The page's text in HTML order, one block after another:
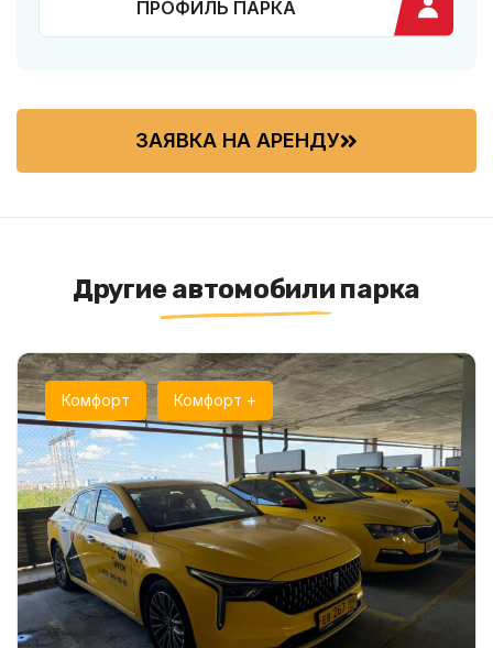
ПРОФИЛЬ ПАРКА
ЗАЯВКА НА АРЕНДУ
Другие автомобили парка
Комфорт Комфорт +